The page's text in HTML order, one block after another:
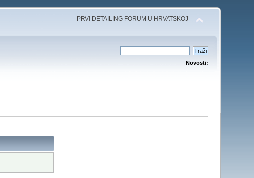
PRVI DETAILING FORUM U HRVATSKOJ
Novosti: